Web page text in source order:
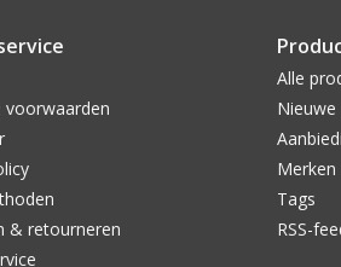
voorwaarden
& retourneren
Alle
Merken
Tags
RSS-